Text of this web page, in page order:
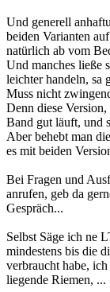
Und generell
beiden Varianten
natürlich ab vom
Und manches ließe
leichter handeln, sa
Muss nicht
Denn diese
Band gut läuft, und
Aber behebt man
es mit beiden
Bei Fragen und
anrufen, geb da
Gespräch...
Selbst Säge ich ne
mindestens bis die
verbraucht habe,
liegende Riemen, ...